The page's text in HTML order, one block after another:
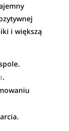
i większą
.